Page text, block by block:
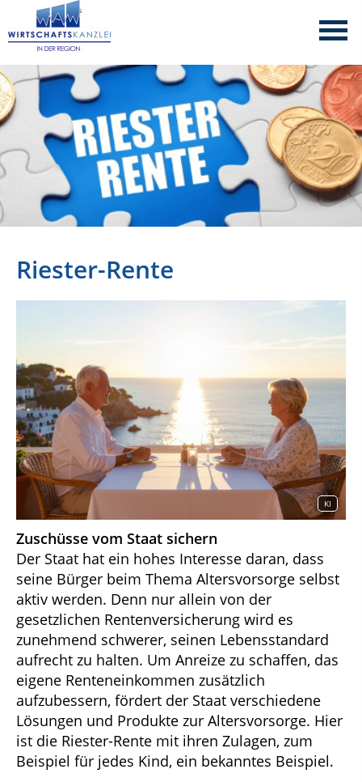
Riester-Rente
KI
Zuschüsse vom Staat sichern
Der Staat hat ein hohes Interesse daran, dass
seine Bürger beim Thema Altersvorsorge selbst
aktiv werden. Denn nur allein von der
gesetzlichen Rentenversicherung wird es
zunehmend schwerer, seinen Lebensstandard
aufrecht zu halten. Um Anreize zu schaffen, das
eigene Renteneinkommen zusätzlich
aufzubessern, fördert der Staat verschiedene
Lösungen und Produkte zur Altersvorsorge. Hier
ist die Riester-Rente mit ihren Zulagen, zum
Beispiel für jedes Kind, ein bekanntes Beispiel.